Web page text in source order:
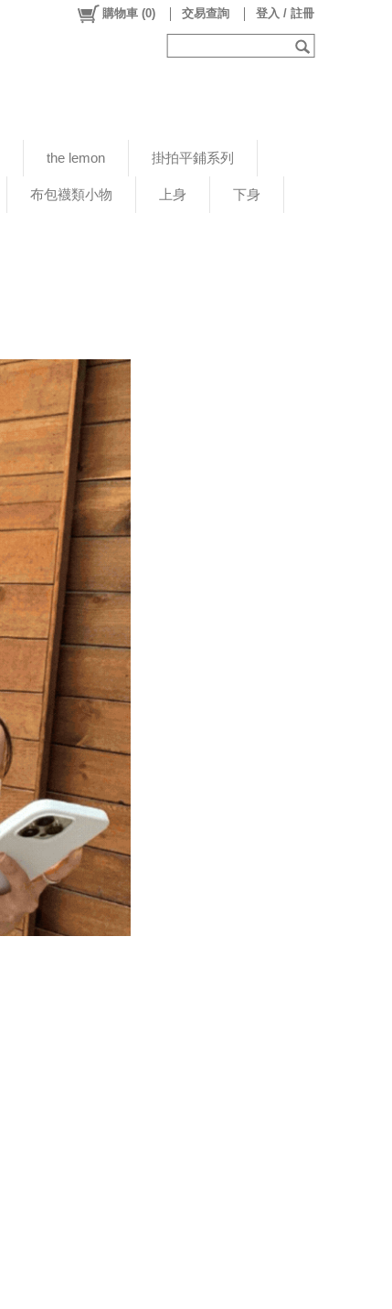
the lemon 掛拍平鋪系列
布包襪類小物 上身 下身
購物車 (0) 交易查詢 登入 / 註冊